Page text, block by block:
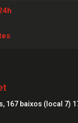
Mataró
Figueres
167 baixos (local 7)